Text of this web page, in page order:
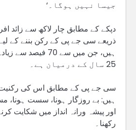
جیسا نہیں ہوگا۔‘
دپکے کے مطابق چار لاکھ سے زائد
ذریعے سی جے پی کے رکن بننے کے
25 سال کے درمیان ہے۔
سی جے پی کے مطابق اس کی رکنیت
ہیں: بے روزگار ہونا، سست ہونا،
اور پیشہ ورانہ انداز میں شکایت
رکھنا۔